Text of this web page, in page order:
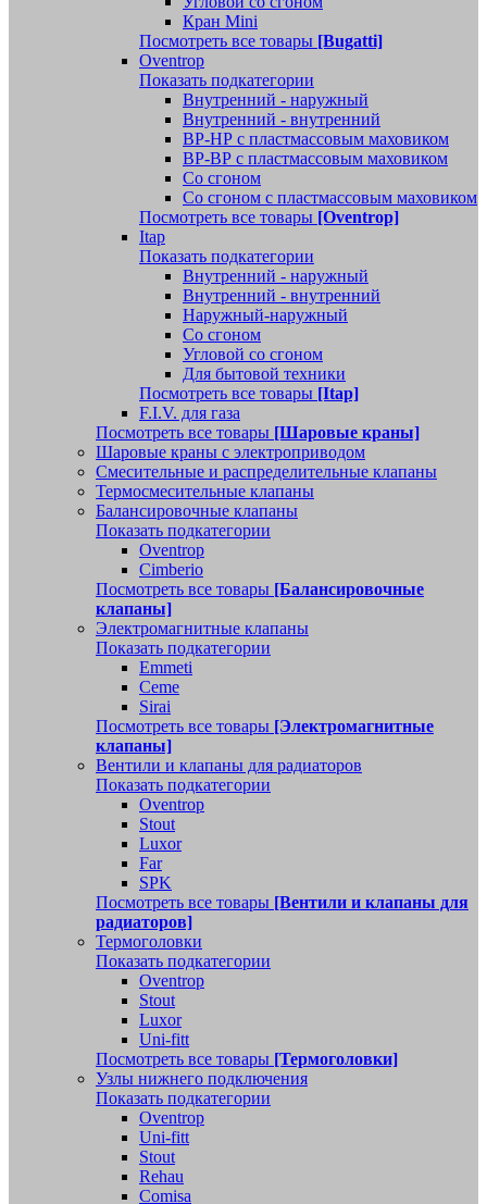
Кран Mini
Посмотреть все товары [Bugatti]
Oventrop
Показать подкатегории
Внутренний - наружный
Внутренний - внутренний
ВР-НР с пластмассовым маховиком
ВР-ВР с пластмассовым маховиком
Со сгоном
Со сгоном с пластмассовым маховиком
Посмотреть все товары [Oventrop]
Itap
Показать подкатегории
Внутренний - наружный
Внутренний - внутренний
Наружный-наружный
Со сгоном
Угловой со сгоном
Для бытовой техники
Посмотреть все товары [Itap]
F.I.V. для газа
Посмотреть все товары [Шаровые краны]
Шаровые краны с электроприводом
Смесительные и распределительные клапаны
Термосмесительные клапаны
Балансировочные клапаны
Показать подкатегории
Oventrop
Cimberio
Посмотреть все товары [Балансировочные
клапаны]
Электромагнитные клапаны
Показать подкатегории
Emmeti
Ceme
Sirai
Посмотреть все товары [Электромагнитные
клапаны]
Вентили и клапаны для радиаторов
Показать подкатегории
Oventrop
Stout
Luxor
Far
SPK
Посмотреть все товары [Вентили и клапаны для
радиаторов]
Термоголовки
Показать подкатегории
Oventrop
Stout
Luxor
Uni-fitt
Посмотреть все товары [Термоголовки]
Узлы нижнего подключения
Показать подкатегории
Oventrop
Uni-fitt
Stout
Rehau
Comisa